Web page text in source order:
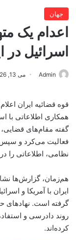
جهان
اعدام یک
اسرائیل در
Admin می 13, 2026
قوه قضائیه ایران
همکاری اطلاعاتی با
گفته مقام‌های قضایی،
فعالیت می‌کرد و سپس
نظامی، اطلاعاتی را
هم‌زمان، گزارش‌ها
ایران با آمریکا و
گرفته است. نهادهای
روند دادرسی و
کرده‌اند.